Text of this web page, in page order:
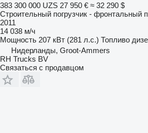
383 300 000 UZS 27 950 € ≈ 32 290 $
Строительный погрузчик - фронтальный
2011
14 038 м/ч
Мощность 207 кВт (281 л.с.) Топливо
Нидерланды, Groot-Ammers
RH Trucks BV
Связаться с продавцом